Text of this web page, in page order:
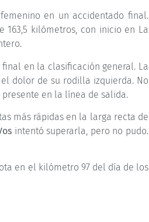
en un accidentado final.
163,5 kilómetros, con inicio en La
en la clasificación general. La
dolor de su rodilla izquierda. No
en la línea de salida.
más rápidas en la larga recta de
intentó superarla, pero no pudo.
en el kilómetro 97 del día de los